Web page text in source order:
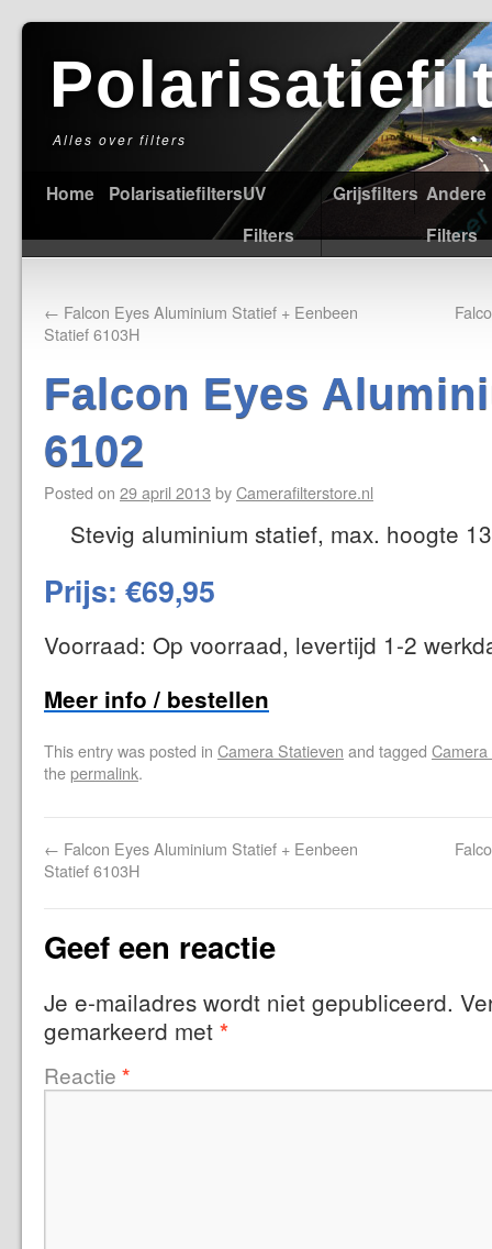
Alles over filters
Home PolarisatiefiltersUV
Filters
Grijsfilters Andere
Filters
← Falcon Eyes Aluminium Statief + Eenbeen
Statief 6103H
Falcon Eyes
6102
Posted on 29 april 2013 byCamerafilterstore.nl
Stevig aluminium statief, max. hoogte
Prijs: €69,95
Voorraad: Op voorraad, levertijd 1-2
Meer info / bestellen
This entry was posted in Camera Statieven and tagged
thepermalink.
← Falcon Eyes Aluminium Statief + Eenbeen
Statief 6103H
Geef een reactie
Je e-mailadres wordt niet gepubliceerd.
gemarkeerd met *
Reactie *